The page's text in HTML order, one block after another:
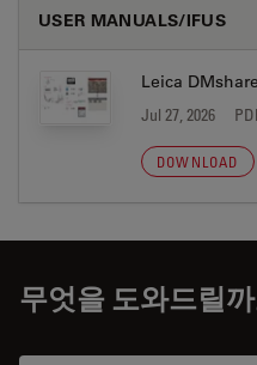
USER MANUALS/IFUS
Leica
Jul 27, 2026
DOWNLOAD
무엇을 도와드릴